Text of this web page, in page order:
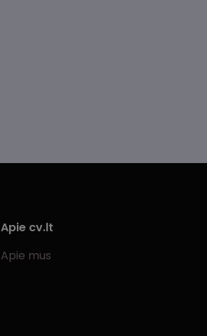
Apie cv.lt
Apie mus